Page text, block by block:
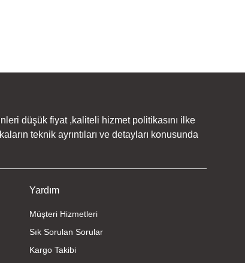
düşük fiyat ,kaliteli hizmet politikasını ilke
teknik ayrıntıları ve detayları konusunda
Yardım
Müşteri Hizmetleri
Sık Sorulan Sorular
Kargo Takibi